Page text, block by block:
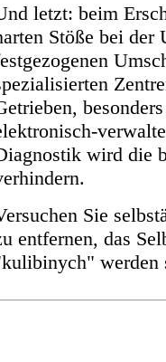
letzt: beim
Stöße bei der
wird die
Sie
entfernen, das
werden